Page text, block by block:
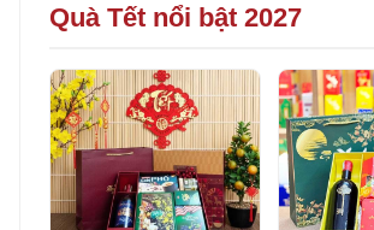
Quà Tết nổi bật 2027